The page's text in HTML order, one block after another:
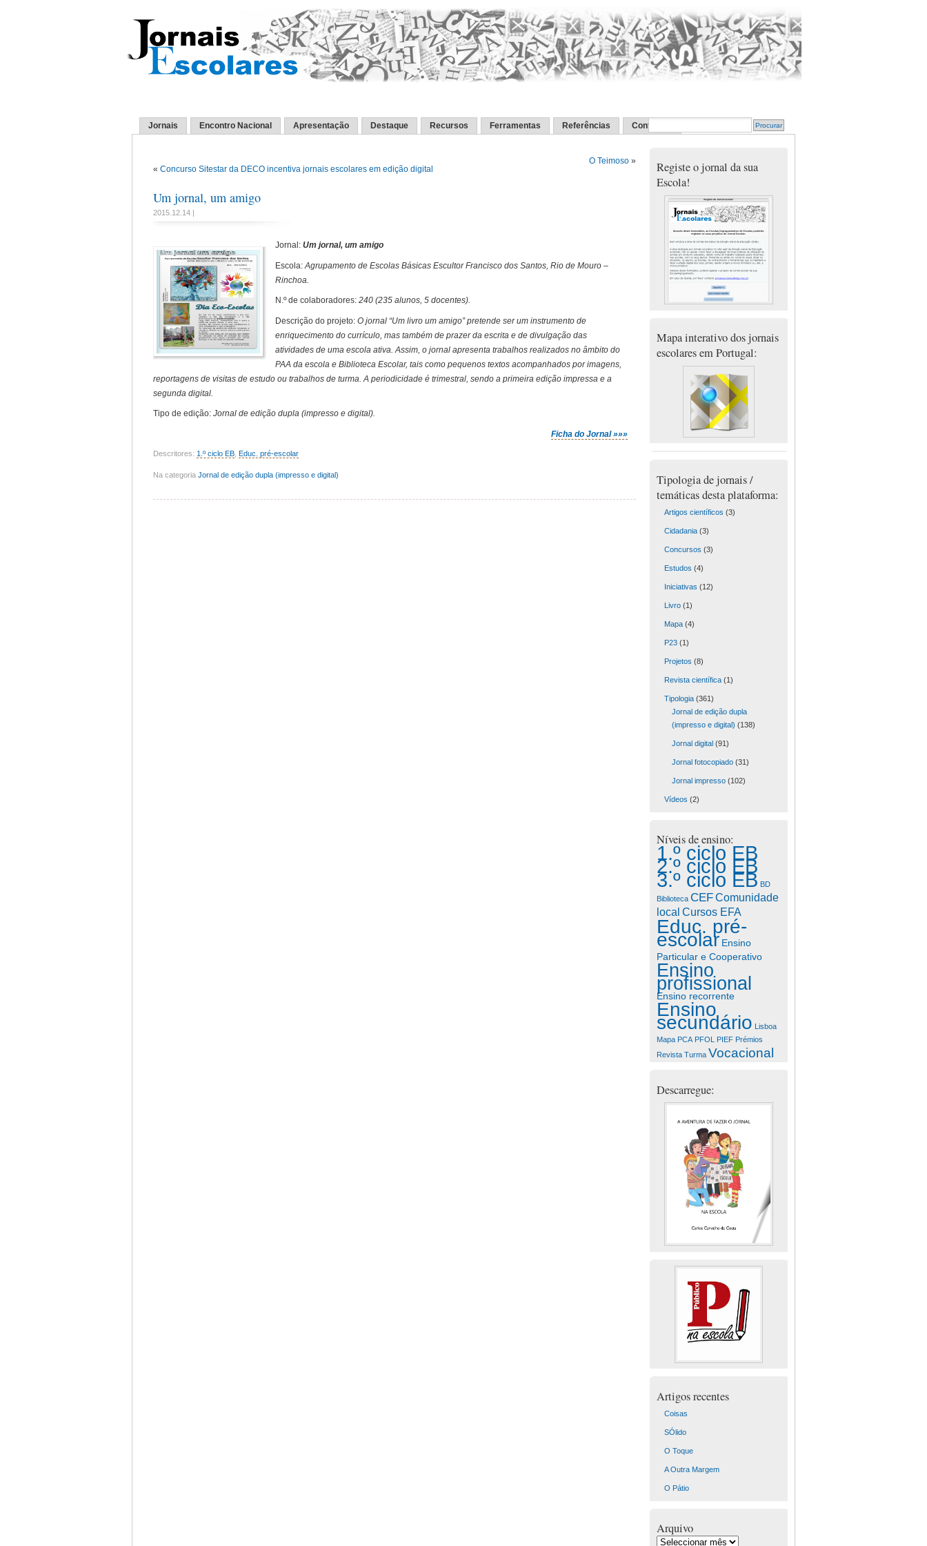
Jornais Encontro Nacional Apresentação Destaque Recursos Ferramentas Referências Contactos
« Concurso Sitestar da DECO incentiva jornais escolares em edição digital
O Teimoso »
Um jornal, um amigo
2015.12.14 |
Jornal:Um jornal, um amigo
Escola:Agrupamento de Escolas Básicas Escultor Francisco dos Santos, Rio de Mouro –
Rinchoa.
N.º de colaboradores:240 (235 alunos, 5 docentes).
Descrição do projeto:O jornal “Um livro um amigo” pretende ser um instrumento de
enriquecimento do currículo, mas também de prazer da escrita e de divulgação das
atividades de uma escola ativa. Assim, o jornal apresenta trabalhos realizados no âmbito do
PAA da escola e Biblioteca Escolar, tais como pequenos textos acompanhados por imagens,
reportagens de visitas de estudo ou trabalhos de turma. A periodicidade é trimestral, sendo a primeira edição impressa e a
segunda digital.
Tipo de edição: Jornal de edição dupla (impresso e digital).
Ficha do Jornal »»»
Descritores: 1.º ciclo EB Educ. pré-escolar
Na categoria Jornal de edição dupla (impresso e digital)
Registe o jornal da sua
Escola!
Mapa interativo dos jornais
escolares em Portugal:
Tipologia de jornais /
temáticas desta plataforma:
Artigos científicos (3)
Cidadania(3)
Concursos (3)
Estudos (4)
Iniciativas (12)
Livro(1)
Mapa(4)
P23(1)
Projetos (8)
Revista científica(1)
Tipologia(361)
Jornal de edição dupla
(impresso e digital) (138)
Jornal digital(91)
Jornal fotocopiado(31)
Jornal impresso(102)
Vídeos (2)
Níveis de ensino:
1.º ciclo EB
2.º ciclo EB
3.º ciclo EB BD
Biblioteca CEFComunidade
local Cursos EFA
Educ. pré-
escolar Ensino
Particular e Cooperativo
Ensino
profissional
Ensino recorrente
Ensino
secundário Lisboa
Mapa PCA PFOL PIEF Prémios
Revista Turma Vocacional
Descarregue:
Artigos recentes
Coisas
SÓlido
O Toque
A Outra Margem
O Pátio
Arquivo
Arquivo